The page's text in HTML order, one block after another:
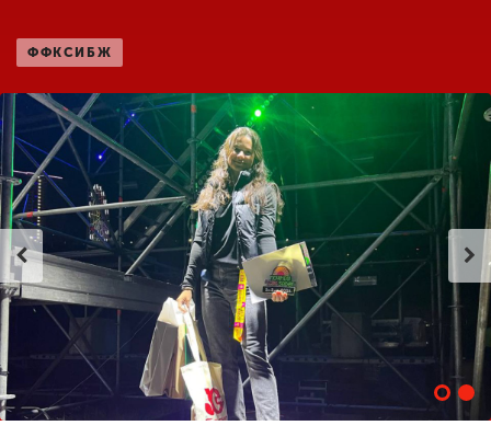
деятельности
Студенческая жизнь
Сведения об
образовательной
организации
ENG SPN CHI
ФФКСИБЖ